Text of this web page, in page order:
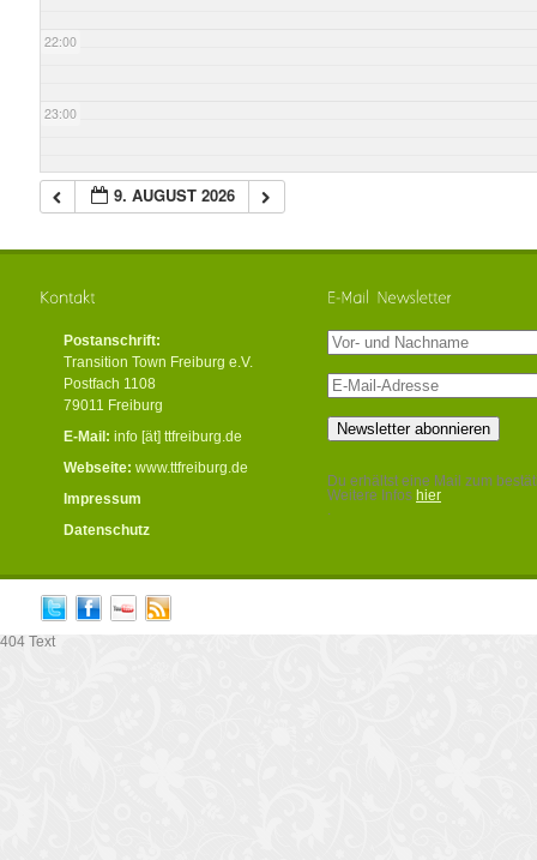
22:00
23:00
9. AUGUST 2026
Postanschrift:
Transition Town Freiburg e.V.
Postfach 1108
79011 Freiburg
E-Mail: info [ät] ttfreiburg.de
Webseite: www.ttfreiburg.de
Impressum
Datenschutz
Du erhältst eine Mail zum
Weitere Infos hier
.
404 Text